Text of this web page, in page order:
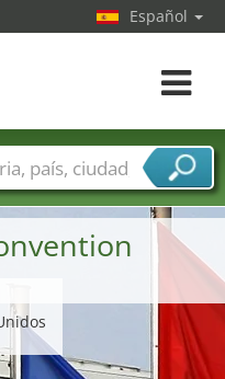
Español
toggle
Ciudades